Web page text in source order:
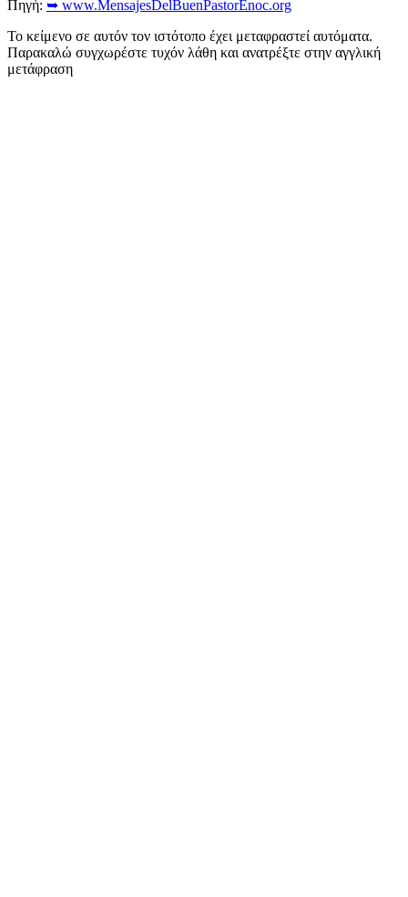
Πηγή: ➥ www.MensajesDelBuenPastorEnoc.org
Το κείμενο σε αυτόν τον ιστότοπο έχει μεταφραστεί αυτόματα.
Παρακαλώ συγχωρέστε τυχόν λάθη και ανατρέξτε στην αγγλική
μετάφραση